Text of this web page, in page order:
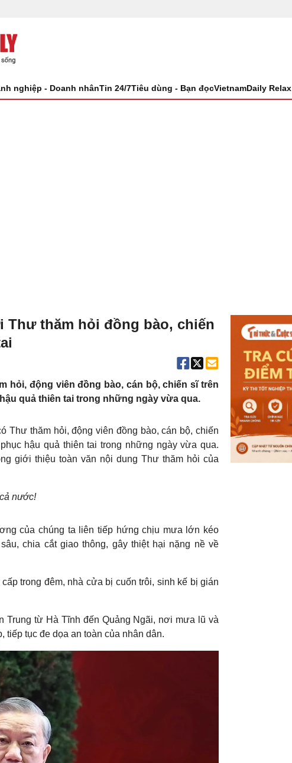
nghiệp - Doanh nhânTin 24/7Tiêu dùng - Bạn đọcVietnamDaily Relax
Thư thăm hỏi đồng bào, chiến
hỏi, động viên đồng bào, cán bộ, chiến sĩ trên
quả thiên tai trong những ngày vừa qua.
Thư thăm hỏi, động viên đồng bào, cán bộ, chiến
hậu quả thiên tai trong những ngày vừa qua.
giới thiệu toàn văn nội dung Thư thăm hỏi của
nước!
của chúng ta liên tiếp hứng chịu mưa lớn kéo
chia cắt giao thông, gây thiệt hại nặng nề về
trong đêm, nhà cửa bị cuốn trôi, sinh kế bị gián
Trung từ Hà Tĩnh đến Quảng Ngãi, nơi mưa lũ và
tục đe dọa an toàn của nhân dân.